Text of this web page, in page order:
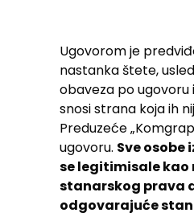
Ugovorom je
nastanka štete,
obaveza po
snosi strana koja ih
Preduzeće
ugovoru. Sve osobe
se legitimisale kao
stanarskog prava
odgovarajuće